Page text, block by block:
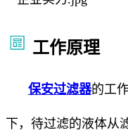
工作原理
保安过滤器的工
下，待过滤的液体从